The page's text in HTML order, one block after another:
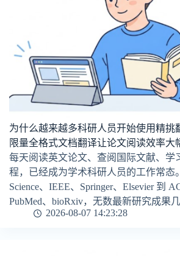
为什么越来越多科研人员开始使用精挑
限量全格式文档翻译让论文阅读效率大
每天阅读英文论文、查阅国际文献、学
程，已经成为学术科研人员的工作常态
Science、IEEE、Springer、Elsevier 到
PubMed、bioRxiv，无数最新研究成果
2026-08-07 14:23:28